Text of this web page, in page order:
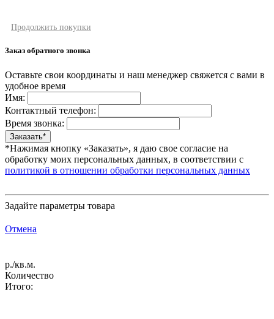
Продолжить покупки
Заказ обратного звонка
Оставьте свои координаты и наш менеджер свяжется с вами в
удобное время
Имя:
Контактный телефон:
Время звонка:
*Нажимая кнопку «Заказать», я даю свое согласие на
обработку моих персональных данных, в соответствии с
политикой в отношении обработки персональных данных
Задайте параметры товара
Отмена
р./кв.м.
Количество
Итого: